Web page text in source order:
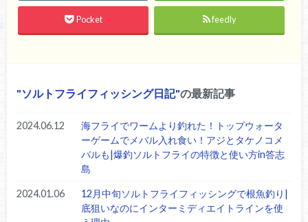
Pocket feedly
ソルトフライフィッシング日記 の最新記事
2024.06.12
海フライでワームより釣れた！トップウォータ
ーゲームでメバル入れ食い！アジとタケノコメ
バルも|爆釣ソルトフライの特徴と使い方in答志
島
2024.01.06
12月中旬ソルトフライフィッシングで根魚釣り|
底狙いなのにインターミディエイトラインを使